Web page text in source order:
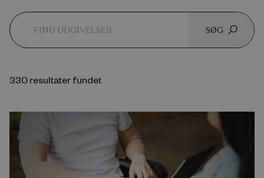
SØG
330 resultater fundet